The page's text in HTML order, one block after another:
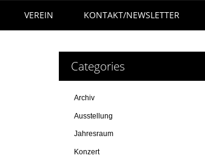
VEREIN KONTAKT/NEWSLETTER
Categories
Archiv
Ausstellung
Jahresraum
Konzert